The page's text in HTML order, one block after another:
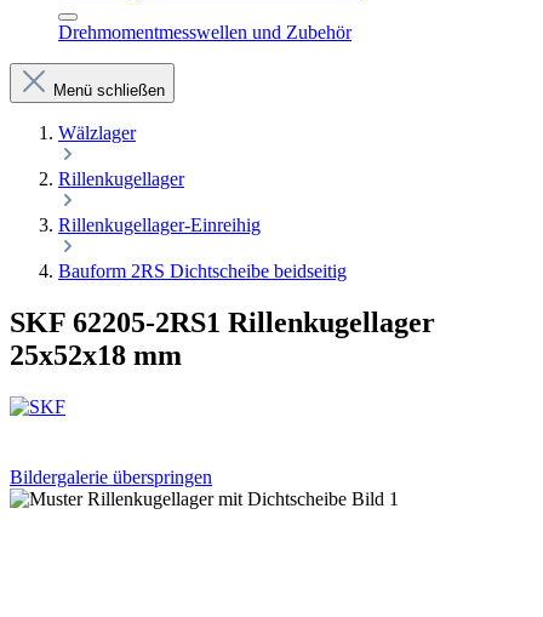
Drehmomentmesswellen und Zubehör
Menü schließen
Wälzlager
Rillenkugellager
Rillenkugellager-Einreihig
Bauform 2RS Dichtscheibe beidseitig
SKF 62205-2RS1 Rillenkugellager
25x52x18 mm
Bildergalerie überspringen